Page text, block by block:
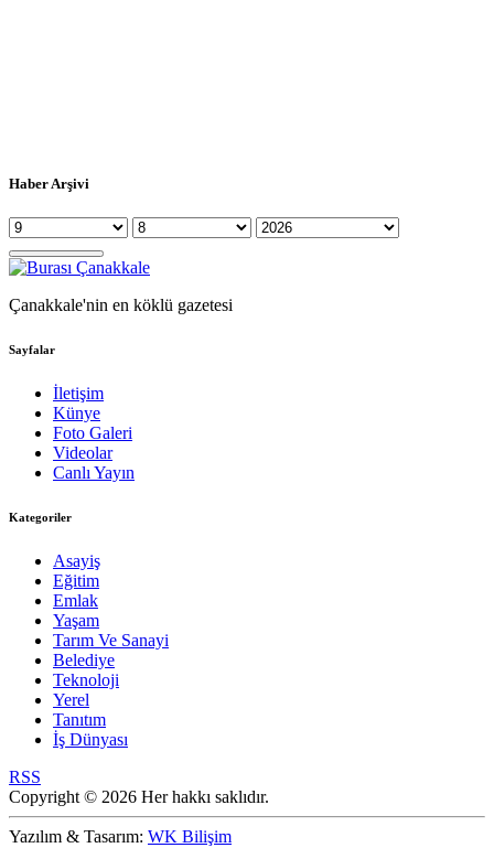
Haber Arşivi
Çanakkale'nin en köklü gazetesi
Sayfalar
İletişim
Künye
Foto Galeri
Videolar
Canlı Yayın
Kategoriler
Asayiş
Eğitim
Emlak
Yaşam
Tarım Ve Sanayi
Belediye
Teknoloji
Yerel
Tanıtım
İş Dünyası
RSS
Copyright © 2026 Her hakkı saklıdır.
Yazılım & Tasarım: WK Bilişim